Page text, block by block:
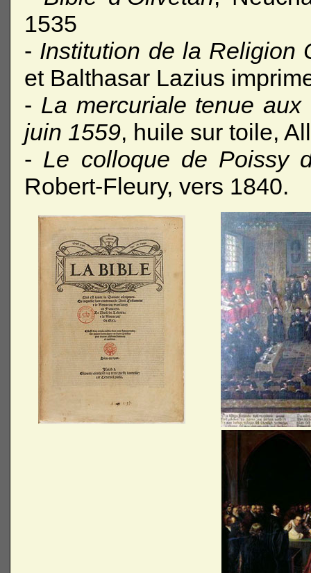
1535
- Institution de la Religion
et Balthasar Lazius
- La mercuriale tenue
juin 1559, huile sur toile,
- Le colloque de Poissy
Robert-Fleury, vers 1840.